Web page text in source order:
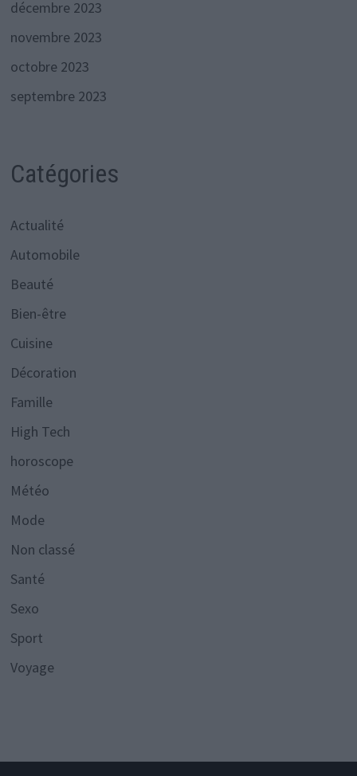
décembre 2023
novembre 2023
octobre 2023
septembre 2023
Catégories
Actualité
Automobile
Beauté
Bien-être
Cuisine
Décoration
Famille
High Tech
horoscope
Météo
Mode
Non classé
Santé
Sexo
Sport
Voyage